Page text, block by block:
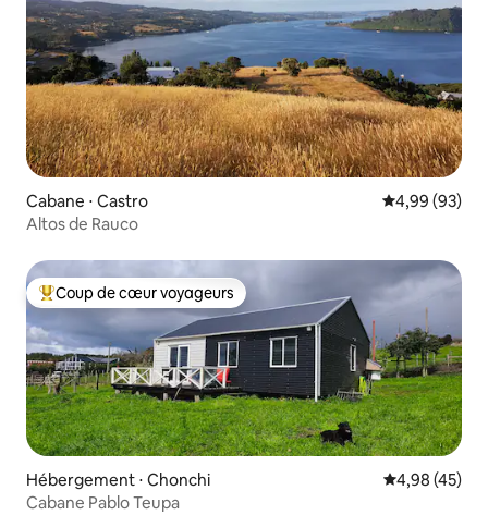
Cabane ⋅ Castro Évaluation
4,99 (93)
Altos de Rauco
Coups de cœur voyageurs les plus appréciés
Coup de cœur voyageurs
Hébergement ⋅ Chonchi Évaluation
4,98 (45)
Cabane Pablo Teupa